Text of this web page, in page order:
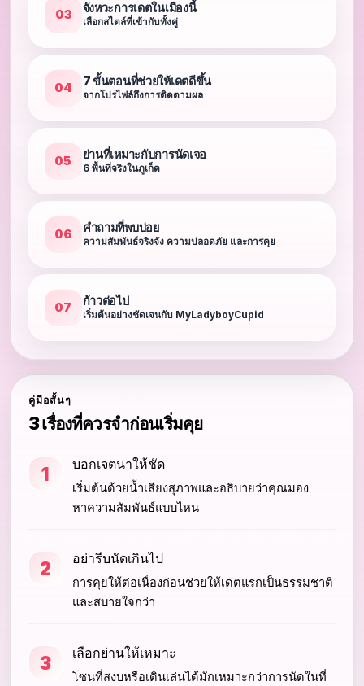
03 จังหวะการเดตในเมืองนี้
เลือกสไตล์ที่เข้ากับทั้งคู่
04 7 ขั้นตอนที่ช่วยให้เดตดีขึ้น
จากโปรไฟล์ถึงการติดตามผล
05 ย่านที่เหมาะกับการนัดเจอ
6 พื้นที่จริงในภูเก็ต
06 คำถามที่พบบ่อย
ความสัมพันธ์จริงจัง ความปลอดภัย และการคุย
07 ก้าวต่อไป
เริ่มต้นอย่างชัดเจนกับ MyLadyboyCupid
คู่มือสั้นๆ
3 เรื่องที่ควรจำก่อนเริ่มคุย
1 บอกเจตนาให้ชัด
เริ่มต้นด้วยน้ำเสียงสุภาพและอธิบายว่าคุณมอง
หาความสัมพันธ์แบบไหน
2 อย่ารีบนัดเกินไป
การคุยให้ต่อเนื่องก่อนช่วยให้เดตแรกเป็นธรรมชาติ
และสบายใจกว่า
3 เลือกย่านให้เหมาะ
โซนที่สงบหรือเดินเล่นได้มักเหมาะกว่าการนัดในที่